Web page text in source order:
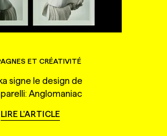
ET CRÉATIVITÉ
signe le design de
Anglomaniac
LIRE L'ARTICLE